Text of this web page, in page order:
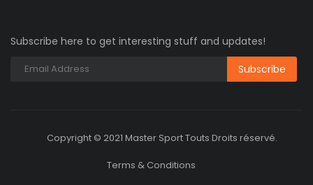
Subscribe here to get interesting stuff and updates!
Copyright © 2021 Master Sport Touts Droits réservé.
Terms & Conditions